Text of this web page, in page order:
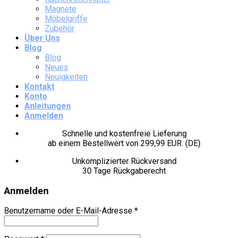
Magnete
Möbelgriffe
Zubehör
Über Uns
Blog
Blog
Neues
Neuigkeiten
Kontakt
Konto
Anleitungen
Anmelden
Schnelle und kostenfreie Lieferung
ab einem Bestellwert von 299,99 EUR. (DE)
Unkomplizierter Rückversand
30 Tage Rückgaberecht
Anmelden
Benutzername oder E-Mail-Adresse *